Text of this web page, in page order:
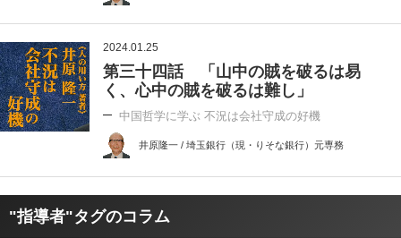
2024.01.25
第三十四話 「山中の賊を破るは易
く、心中の賊を破るは難し」
中国哲学に学ぶ 不況は会社守成の好機
井原隆一 / 埼玉銀行（現・りそな銀行）元専務
"指導者"タグのコラム